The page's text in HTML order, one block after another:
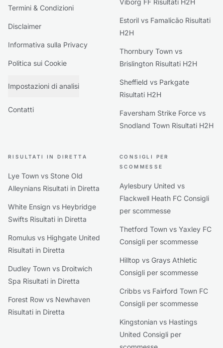
Termini & Condizioni
Disclaimer
Informativa sulla Privacy
Politica sui Cookie
Impostazioni di analisi
Contatti
Viborg FF Risultati H2H
Estoril vs Famalicão Risultati
H2H
Thornbury Town vs
Brislington Risultati H2H
Sheffield vs Parkgate
Risultati H2H
Faversham Strike Force vs
Snodland Town Risultati H2H
RISULTATI IN DIRETTA
Lye Town vs Stone Old
Alleynians Risultati in Diretta
White Ensign vs Heybridge
Swifts Risultati in Diretta
Romulus vs Highgate United
Risultati in Diretta
Dudley Town vs Droitwich
Spa Risultati in Diretta
Forest Row vs Newhaven
Risultati in Diretta
CONSIGLI PER
SCOMMESSE
Aylesbury United vs
Flackwell Heath FC Consigli
per scommesse
Thetford Town vs Yaxley FC
Consigli per scommesse
Hilltop vs Grays Athletic
Consigli per scommesse
Cribbs vs Fairford Town FC
Consigli per scommesse
Kingstonian vs Hastings
United Consigli per